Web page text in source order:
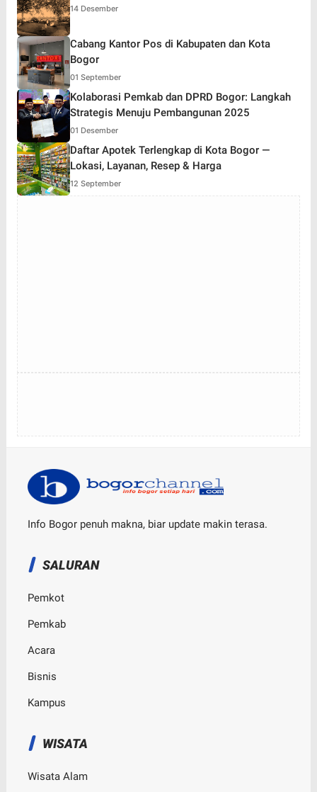
14 Desember
Cabang Kantor Pos di Kabupaten dan Kota
Bogor
01 September
Kolaborasi Pemkab dan DPRD Bogor: Langkah
Strategis Menuju Pembangunan 2025
01 Desember
Daftar Apotek Terlengkap di Kota Bogor —
Lokasi, Layanan, Resep & Harga
12 September
Info Bogor penuh makna, biar update makin terasa.
SALURAN
Pemkot
Pemkab
Acara
Bisnis
Kampus
WISATA
Wisata Alam